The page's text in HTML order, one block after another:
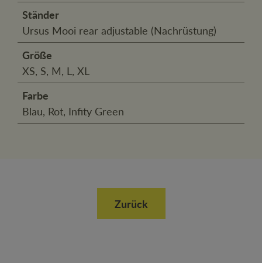
Ständer
Ursus Mooi rear adjustable (Nachrüstung)
Größe
XS, S, M, L, XL
Farbe
Blau, Rot, Infity Green
Zurück